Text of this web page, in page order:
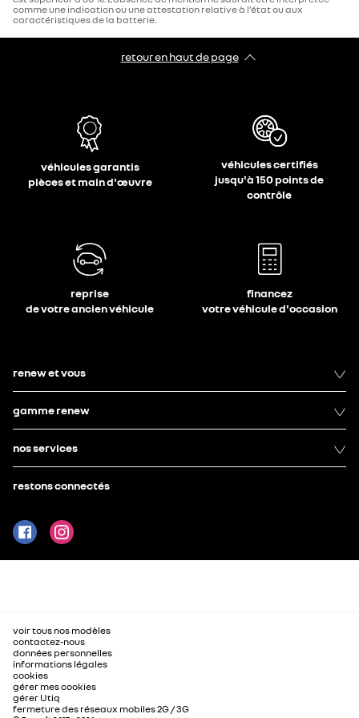
comme une indication ou une attestation relative à l’état ou aux
caractéristiques de la batterie.
retour en haut de page​
véhicules garantis
pièces et main d'œuvre
véhicules certifiés
jusqu'à 150 points de
contrôle
reprise
de votre ancien véhicule
financez
votre véhicule d'occasion
renew et vous
gamme renew
nos services
restons connectés
voir tous nos modèles
contactez-nous
données personnelles
informations légales
cookies
gérer mes cookies
gérer Utiq
fermeture des réseaux mobiles 2G / 3G